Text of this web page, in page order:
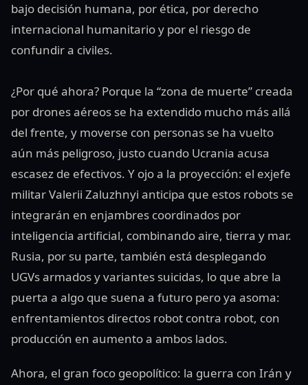
bajo decisión humana, por ética, por derecho
internacional humanitario y por el riesgo de
confundir a civiles.
¿Por qué ahora? Porque la “zona de muerte” creada
por drones aéreos se ha extendido mucho más allá
del frente, y moverse con personas se ha vuelto
aún más peligroso, justo cuando Ucrania acusa
escasez de efectivos. Y ojo a la proyección: el exjefe
militar Valerii Zaluzhnyi anticipa que estos robots se
integrarán en enjambres coordinados por
inteligencia artificial, combinando aire, tierra y mar.
Rusia, por su parte, también está desplegando
UGVs armados y variantes suicidas, lo que abre la
puerta a algo que suena a futuro pero ya asoma:
enfrentamientos directos robot contra robot, con
producción en aumento a ambos lados.
Ahora, el gran foco geopolítico: la guerra con Irán y